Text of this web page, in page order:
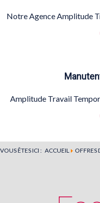
Notre Agence Amplitude
Amplitude Travail
VOUS ÊTES ICI : ACCUEIL OFFRES